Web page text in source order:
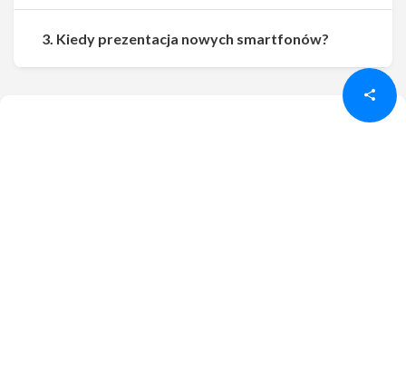
Udostępnij Udostępnij
3. Kiedy prezentacja nowych smartfonów?